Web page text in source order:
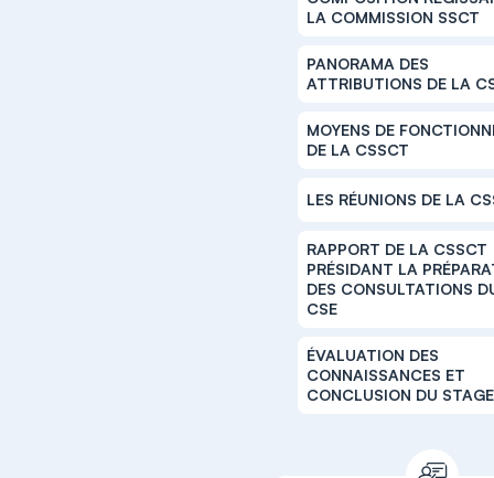
LA COMMISSION SSCT
PANORAMA DES
ATTRIBUTIONS DE LA
MOYENS DE
DE LA CSSCT
LES RÉUNIONS DE LA
RAPPORT DE LA CSSCT
PRÉSIDANT LA
DES CONSULTATIONS
CSE
ÉVALUATION DES
CONNAISSANCES ET
CONCLUSION DU STAGE